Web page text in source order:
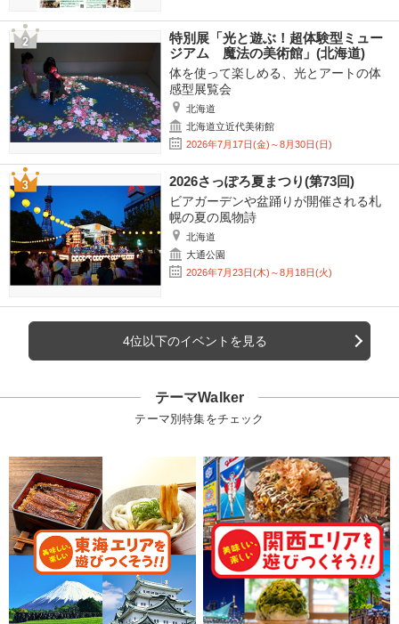
特別展「光と遊ぶ！超体験型ミュー
ジアム 魔法の美術館」(北海道)
体を使って楽しめる、光とアートの体
感型展覧会
北海道
北海道立近代美術館
2026年7月17日(金)～8月30日(日)
2026さっぽろ夏まつり(第73回)
ビアガーデンや盆踊りが開催される札
幌の夏の風物詩
北海道
大通公園
2026年7月23日(木)～8月18日(火)
4位以下のイベントを見る
テーマWalker
テーマ別特集をチェック